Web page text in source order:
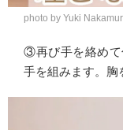
photo by Yuki
③再び手を絡めて
手を組みます。胸